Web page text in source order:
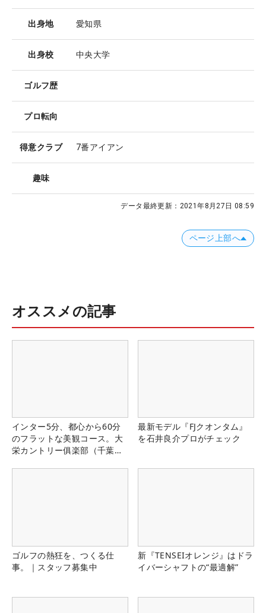
出身地 愛知県
出身校 中央大学
ゴルフ歴
プロ転向
得意クラブ 7番アイアン
趣味
データ最終更新： 2021年8月27日 08:59
ページ上部へ
オススメの記事
インター5分、都心から60分
のフラットな美観コース。大
栄カントリー俱楽部（千葉
最新モデル『FJクオンタム』
を石井良介プロがチェック
ゴルフの熱狂を、つくる仕
事。｜スタッフ募集中
新『TENSEIオレンジ』はドラ
イバーシャフトの“最適解”